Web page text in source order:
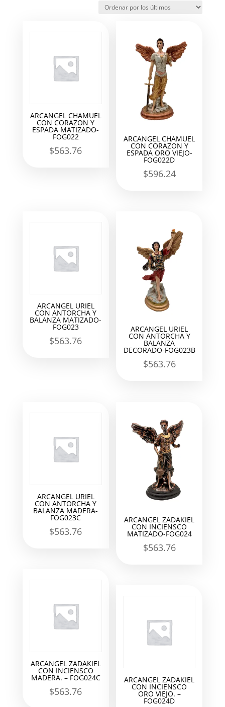
los
ARCANGEL CHAMUEL
CON CORAZON Y
ESPADA MATIZADO-
FOG022
$563.76
ARCANGEL CHAMUEL
CON CORAZON Y
ESPADA ORO VIEJO-
FOG022D
$596.24
ARCANGEL URIEL
CON ANTORCHA Y
BALANZA MATIZADO-
FOG023
$563.76
ARCANGEL URIEL
CON ANTORCHA Y
BALANZA
DECORADO-FOG023B
$563.76
ARCANGEL URIEL
CON ANTORCHA Y
BALANZA MADERA-
FOG023C
$563.76
ARCANGEL ZADAKIEL
CON INCIENSCO
MATIZADO-FOG024
$563.76
ARCANGEL ZADAKIEL
CON INCIENSCO
MADERA. – FOG024C
$563.76
ARCANGEL ZADAKIEL
CON INCIENSCO
ORO VIEJO. –
FOG024D